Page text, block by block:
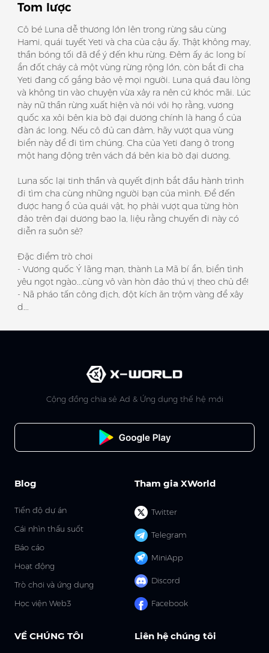
Tom lược
Cô bé Luna dễ thương lớn lên trong rừng sâu cùng
Hami, quái tuyết Yeti và cha của cậu ấy. Thật không may,
thần bóng tối đã để ý đến khu rừng. Đêm ấy ác long bí
ẩn đốt cháy cả một vùng rừng rộng lớn, còn bắt đi cha
Yeti đang cố gắng bảo vệ mọi người. Luna quá đau lòng
và không tin vào chuyện vừa xảy ra nên cứ khóc mãi. Lúc
này nữ thần rừng xuất hiện và nói với họ rằng, vương
quốc xa xôi bên kia bờ đại dương chính là hang ổ của
đàn ác long. Nếu cô đủ can đảm, hãy vượt qua vùng
biển này để đi tìm chúng. Cha của Yeti đang ở trong
một hang động trên vách đá bên kia bờ đại dương.
Luna sốc lại tinh thần và quyết định bắt đầu hành trình
đi tìm cha cùng những người bạn của mình. Để đến
được hang ổ của quái vật, họ phải vượt qua từng hòn
đảo trên đại dương bao la, liệu rằng chuyến đi này có
diễn ra suôn sẻ?
Đặc điểm trò chơi
- Vương quốc Ý lãng mạn, thành La Mã bí ẩn, biển tình
yêu ngọt ngào...cùng vô vàn hòn đảo thú vị theo chủ đề!
- Nã pháo tấn công địch, đột kích ăn trộm vàng để xây
d...
Cộng đồng chia sẻ Ad & Ứng dụng thế hệ mới
Tham gia XWorld
Twitter
Telegram
MiniApp
Discord
Facebook
Blog
Tiến độ dự án
Cái nhìn thấu suốt
Báo cáo
Hoạt động
Trò chơi và ứng dụng
Học viện Web3
VỀ CHÚNG TÔI Liên hệ chúng tôi